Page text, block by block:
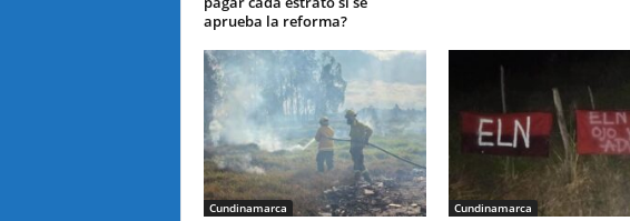
aprueba la reforma?
Cundinamarca Cundinamarca